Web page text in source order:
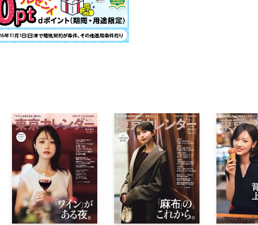
里奈
太鼓演奏家 山部泰嗣